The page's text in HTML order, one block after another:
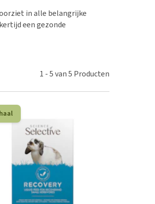
in alle belangrijke
een gezonde
1 -5van5 Producten